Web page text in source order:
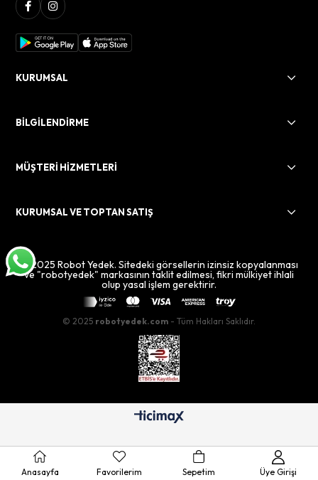
KURUMSAL
BİLGİLENDİRME
MÜŞTERİ HİZMETLERİ
KURUMSAL VE TOPTAN SATIŞ
© 2025 Robot Yedek. Sitedeki görsellerin izinsiz kopyalanması
ve "robotyedek" markasının taklit edilmesi, fikri mülkiyet ihlali
olup yasal işlem gerektirir.
© 2025 robotyedek.com - Tüm Hakları Saklıdır.
Anasayfa Favorilerim Sepetim Üye Girişi